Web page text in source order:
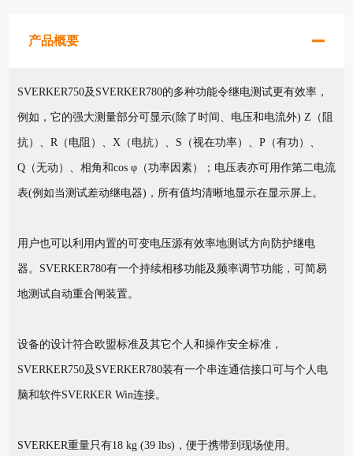
产品概要
SVERKER750及SVERKER780的多种功能令继电测试更有效率，
例如，它的强大测量部分可显示(除了时间、电压和电流外) Z（阻
抗）、R（电阻）、X（电抗）、S（视在功率）、P（有功）、
Q（无动）、相角和cos φ（功率因素）；电压表亦可用作第二电流
表(例如当测试差动继电器)，所有值均清晰地显示在显示屏上。
用户也可以利用内置的可变电压源有效率地测试方向防护继电
器。SVERKER780有一个持续相移功能及频率调节功能，可简易
地测试自动重合闸装置。
设备的设计符合欧盟标准及其它个人和操作安全标准，
SVERKER750及SVERKER780装有一个串连通信接口可与个人电
脑和软件SVERKER Win连接。
SVERKER重量只有18 kg (39 lbs)，便于携带到现场使用。